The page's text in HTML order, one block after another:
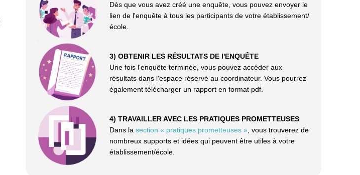
Dès que vous avez créé une enquête, vous pouvez envoyer le
lien de l'enquête à tous les participants de votre établissement/
école.
3) OBTENIR LES RÉSULTATS DE l'ENQUÊTE
Une fois l'enquête terminée, vous pouvez accéder aux
résultats dans l'espace réservé au coordinateur. Vous pourrez
également télécharger un rapport en format pdf.
4) TRAVAILLER AVEC LES PRATIQUES PROMETTEUSES
Dans la section « pratiques prometteuses » , vous trouverez de
nombreux supports et idées qui peuvent être utiles à votre
établissement/école.